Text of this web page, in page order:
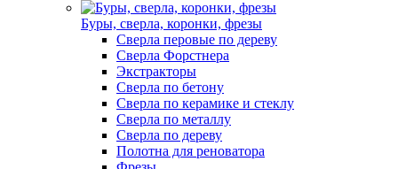
Буры, сверла, коронки, фрезы
Сверла перовые по дереву
Сверла Форстнера
Экстракторы
Сверла по бетону
Сверла по керамике и стеклу
Сверла по металлу
Сверла по дереву
Полотна для реноватора